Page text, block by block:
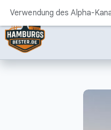
InhaltVerwendung des Alpha-